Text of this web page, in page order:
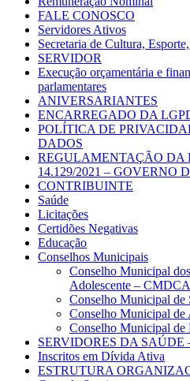
FALE CONOSCO
Servidores Ativos
Secretaria de Cultura,
SERVIDOR
Execução orçamentária e
parlamentares
ANIVERSARIANTES
ENCARREGADO DA
POLÍTICA DE
DADOS
REGULAMENTAÇÃO DA
14.129/2021 – GOVERNO
CONTRIBUINTE
Saúde
Licitações
Certidões Negativas
Educação
Conselhos Municipais
Conselho Municipal
Adolescente – CMDCA
Conselho Municipal de
Conselho Municipal de
Conselho Municipal de
SERVIDORES DA
Inscritos em Dívida Ativa
ESTRUTURA